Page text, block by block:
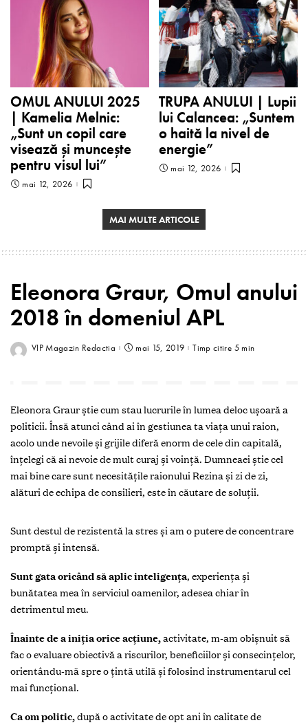
OMUL ANULUI 2025
| Kamelia Melnic:
„Sunt un copil care
visează și muncește
pentru visul lui”
mai 12, 2026
TRUPA ANULUI | Lupii
lui Calancea: „Suntem
o haită la nivel de
energie”
mai 12, 2026
MAI MULTE ARTICOLE
Eleonora Graur, Omul anului
2018 în domeniul APL
VIP Magazin Redactia mai 15, 2019 Timp citire 5 min
Eleonora Graur știe cum stau lucrurile în lumea deloc ușoară a
politicii. Însă atunci când ai în gestiunea ta viața unui raion,
acolo unde nevoile și grijile diferă enorm de cele din capitală,
înțelegi că ai nevoie de mult curaj și voință. Dumneaei știe cel
mai bine care sunt necesitățile raionului Rezina și zi de zi,
alături de echipa de consilieri, este în căutare de soluții.
Sunt destul de rezistentă la stres și am o putere de concentrare
promptă şi intensă.
Sunt gata oricând să aplic inteligența, experiența și
bunătatea mea în serviciul oamenilor, adesea chiar în
detrimentul meu.
Înainte de a iniția orice acțiune, activitate, m-am obișnuit să
fac o evaluare obiectivă a riscurilor, beneficiilor și consecințelor,
orientându-mă spre o ţintă utilă şi folosind instrumentarul cel
mai funcţional.
Ca om politic, după o activitate de opt ani în calitate de